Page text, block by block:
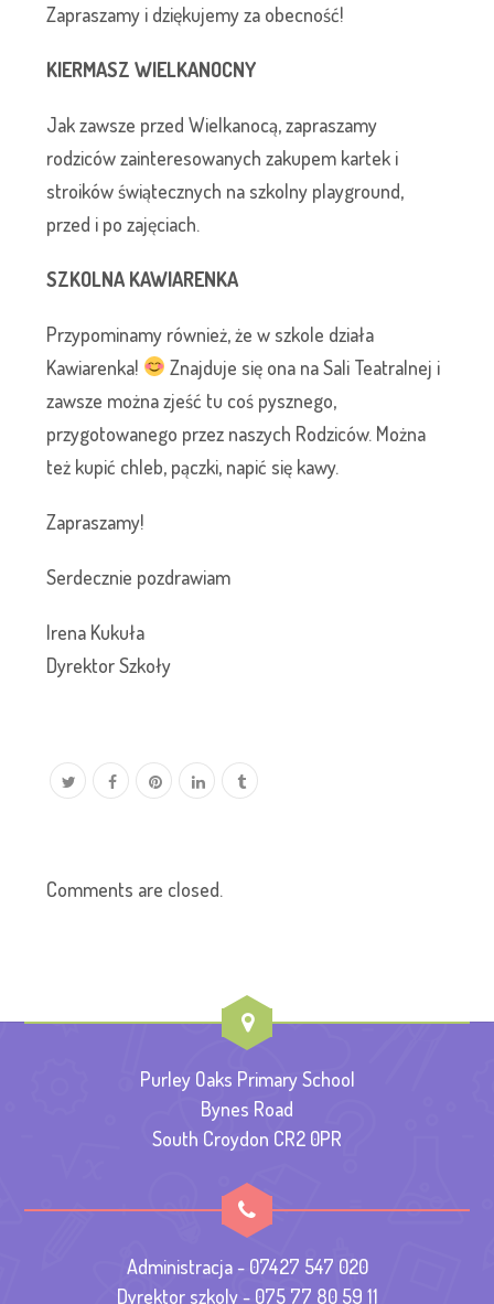
Zapraszamy i dziękujemy za obecność!
KIERMASZ WIELKANOCNY
Jak zawsze przed Wielkanocą, zapraszamy
rodziców zainteresowanych zakupem kartek i
stroików świątecznych na szkolny playground,
przed i po zajęciach.
SZKOLNA KAWIARENKA
Przypominamy również, że w szkole działa
Kawiarenka!
Znajduje się ona na Sali Teatralnej i
zawsze można zjeść tu coś pysznego,
przygotowanego przez naszych Rodziców. Można
też kupić chleb, pączki, napić się kawy.
Zapraszamy!
Serdecznie pozdrawiam
Irena Kukuła
Dyrektor Szkoły
Comments are closed.
Purley Oaks Primary School
Bynes Road
South Croydon CR2 0PR
Administracja - 07427 547 020
Dyrektor szkoly - 075 77 80 59 11